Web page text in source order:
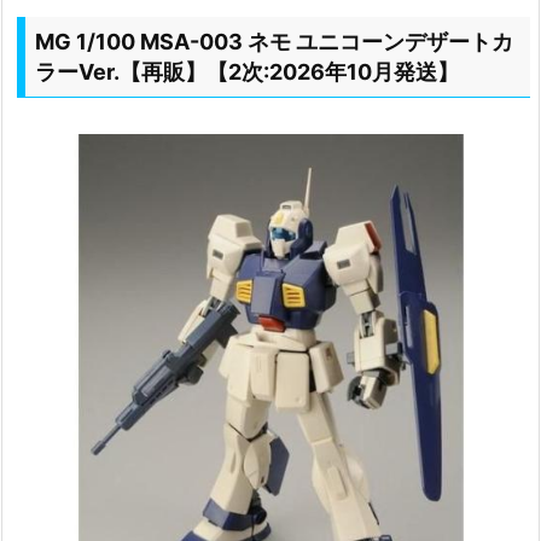
MG 1/100 MSA-003 ネモ ユニコーンデザートカ
ラーVer.【再販】【2次:2026年10月発送】